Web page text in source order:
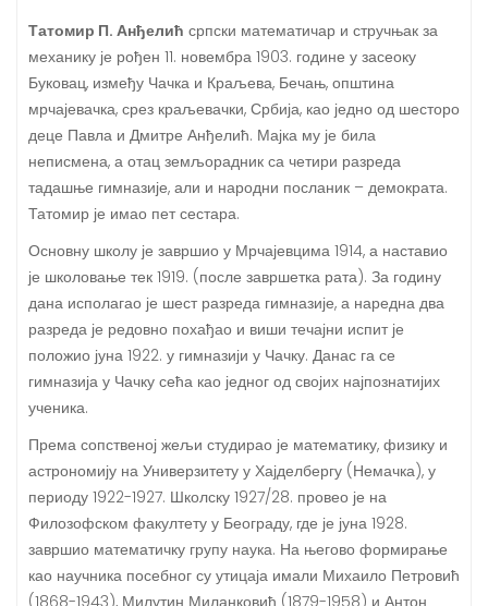
Татомир П. Анђелић српски математичар и стручњак за
механику је рођен 11. новембра 1903. године у засеоку
Буковац, између Чачка и Краљева, Бечањ, општина
мрчајевачка, срез краљевачки, Србија, као једно од шесторо
деце Павла и Дмитре Анђелић. Мајка му је била
неписмена, а отац земљорадник са четири разреда
тадашње гимназије, али и народни посланик – демократа.
Татомир је имао пет сестара.
Основну школу је завршио у Мрчајевцима 1914, а наставио
је школовање тек 1919. (после завршетка рата). За годину
дана исполагао је шест разреда гимназије, а наредна два
разреда је редовно похађао и виши течајни испит је
положио јуна 1922. у гимназији у Чачку. Данас га се
гимназија у Чачку сећа као једног од својих најпознатијих
ученика.
Према сопственој жељи студирао је математику, физику и
астрономију на Универзитету у Хајделбергу (Немачка), у
периоду 1922-1927. Школску 1927/28. провео је на
Филозофском факултету у Београду, где је јуна 1928.
завршио математичку групу наука. На његово формирање
као научника посебног су утицаја имали Михаило Петровић
(1868-1943), Милутин Миланковић (1879-1958) и Антон